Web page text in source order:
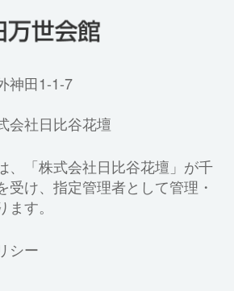
神田1-1-7
会社日比谷花壇
、「株式会社日比谷花壇」が千
受け、指定管理者として管理・
す。
シー